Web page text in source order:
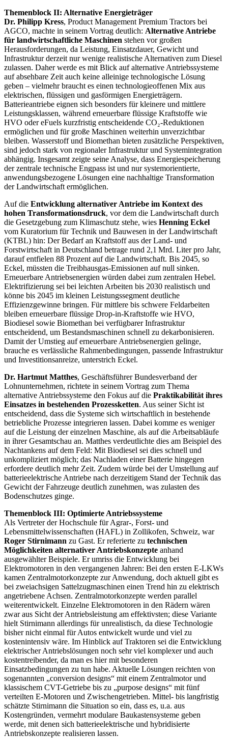
Themenblock II: Alternative Energieträger
Dr. Philipp Kress, Product Management Premium Tractors bei
AGCO, machte in seinem Vortrag deutlich: Alternative Antriebe
für landwirtschaftliche Maschinen stehen vor großen
Herausforderungen, da Leistung, Einsatzdauer, Gewicht und
Infrastruktur derzeit nur wenige realistische Alternativen zum Diesel
zulassen. Daher werde es mit Blick auf alternative Antriebssysteme
auf absehbare Zeit auch keine alleinige technologische Lösung
geben – vielmehr braucht es einen technologieoffenen Mix aus
elektrischen, flüssigen und gasförmigen Energieträgern.
Batterieantriebe eignen sich besonders für kleinere und mittlere
Leistungsklassen, während erneuerbare flüssige Kraftstoffe wie
HVO oder eFuels kurzfristig entscheidende CO₂‑Reduktionen
ermöglichen und für große Maschinen weiterhin unverzichtbar
bleiben. Wasserstoff und Biomethan bieten zusätzliche Perspektiven,
sind jedoch stark von regionaler Infrastruktur und Systemintegration
abhängig. Insgesamt zeigte seine Analyse, dass Energiespeicherung
der zentrale technische Engpass ist und nur systemorientierte,
anwendungsbezogene Lösungen eine nachhaltige Transformation
der Landwirtschaft ermöglichen.
Auf die Entwicklung alternativer Antriebe im Kontext des
hohen Transformationsdruck, vor dem die Landwirtschaft durch
die Gesetzgebung zum Klimaschutz stehe, wies Henning Eckel
vom Kuratorium für Technik und Bauwesen in der Landwirtschaft
(KTBL) hin: Der Bedarf an Kraftstoff aus der Land- und
Forstwirtschaft in Deutschland betrage rund 2,1 Mrd. Liter pro Jahr,
darauf entfielen 88 Prozent auf die Landwirtschaft. Bis 2045, so
Eckel, müssten die Treibhausgas-Emissionen auf null sinken.
Erneuerbare Antriebsenergien würden dabei zum zentralen Hebel.
Elektrifizierung sei bei leichten Arbeiten bis 2030 realistisch und
könne bis 2045 im kleinen Leistungssegment deutliche
Effizienzgewinne bringen. Für mittlere bis schwere Feldarbeiten
bleiben erneuerbare flüssige Drop‑in‑Kraftstoffe wie HVO,
Biodiesel sowie Biomethan bei verfügbarer Infrastruktur
entscheidend, um Bestandsmaschinen schnell zu dekarbonisieren.
Damit der Umstieg auf erneuerbare Antriebsenergien gelinge,
brauche es verlässliche Rahmenbedingungen, passende Infrastruktur
und Investitionsanreize, unterstrich Eckel.
Dr. Hartmut Matthes, Geschäftsführer Bundesverband der
Lohnunternehmen, richtete in seinem Vortrag zum Thema
alternative Antriebssysteme den Fokus auf die Praktikabilität ihres
Einsatzes in bestehenden Prozessketten. Aus seiner Sicht ist
entscheidend, dass die Systeme sich wirtschaftlich in bestehende
betriebliche Prozesse integrieren lassen. Dabei komme es weniger
auf die Leistung der einzelnen Maschine, als auf die Arbeitsabläufe
in ihrer Gesamtschau an. Matthes verdeutlichte dies am Beispiel des
Nachtankens auf dem Feld: Mit Biodiesel sei dies schnell und
unkompliziert möglich; das Nachladen einer Batterie hingegen
erfordere deutlich mehr Zeit. Zudem würde bei der Umstellung auf
batterieelektrische Antriebe nach derzeitigem Stand der Technik das
Gewicht der Fahrzeuge deutlich zunehmen, was zulasten des
Bodenschutzes ginge.
Themenblock III: Optimierte Antriebssysteme
Als Vertreter der Hochschule für Agrar-, Forst- und
Lebensmittelwissenschaften (HAFL) in Zollikofen, Schweiz, war
Roger Stirnimann zu Gast. Er referierte zu technischen
Möglichkeiten alternativer Antriebskonzepte anhand
ausgewählter Beispiele. Er umriss die Entwicklung bei
Elektromotoren in den vergangenen Jahren: Bei den ersten E-LKWs
kamen Zentralmotorkonzepte zur Anwendung, doch aktuell gibt es
bei zweiachsigen Sattelzugmaschinen einen Trend hin zu elektrisch
angetriebene Achsen. Zentralmotorkonzepte werden parallel
weiterentwickelt. Einzelne Elektromotoren in den Rädern wären
zwar aus Sicht der Antriebsleistung am effektivsten; diese Variante
hielt Stirnimann allerdings für unrealistisch, da diese Technologie
bisher nicht einmal für Autos entwickelt wurde und viel zu
kostenintensiv wäre. Im Hinblick auf Traktoren sei die Entwicklung
elektrischer Antriebslösungen noch sehr viel komplexer und auch
kostentreibender, da man es hier mit besonderen
Einsatzbedingungen zu tun habe. Aktuelle Lösungen reichten von
sogenannten „conversion designs“ mit einem Zentralmotor und
klassischem CVT-Getriebe bis zu „purpose designs“ mit fünf
verteilten E-Motoren und Zwischengetrieben. Mittel- bis langfristig
schätzte Stirnimann die Situation so ein, dass es, u.a. aus
Kostengründen, vermehrt modulare Baukastensysteme geben
werde, mit denen sich batterieelektrische und hybridisierte
Antriebskonzepte realisieren lassen.